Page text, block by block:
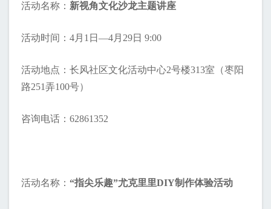
活动名称： 新视角文化沙龙主题讲座
活动时间：4月1日—4月29日 9:00
活动地点： 长风社区文化活动中心2号楼313室（枣阳
路251弄100号）
咨询电话：62861352
活动名称： “指尖乐趣”尤克里里DIY制作体验活动